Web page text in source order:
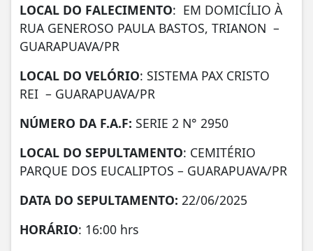
LOCAL DO FALECIMENTO: EM DOMICÍLIO À
RUA GENEROSO PAULA BASTOS, TRIANON –
GUARAPUAVA/PR
LOCAL DO VELÓRIO: SISTEMA PAX CRISTO
REI – GUARAPUAVA/PR
NÚMERO DA F.A.F: SERIE 2 N° 2950
LOCAL DO SEPULTAMENTO: CEMITÉRIO
PARQUE DOS EUCALIPTOS – GUARAPUAVA/PR
DATA DO SEPULTAMENTO: 22/06/2025
HORÁRIO: 16:00 hrs